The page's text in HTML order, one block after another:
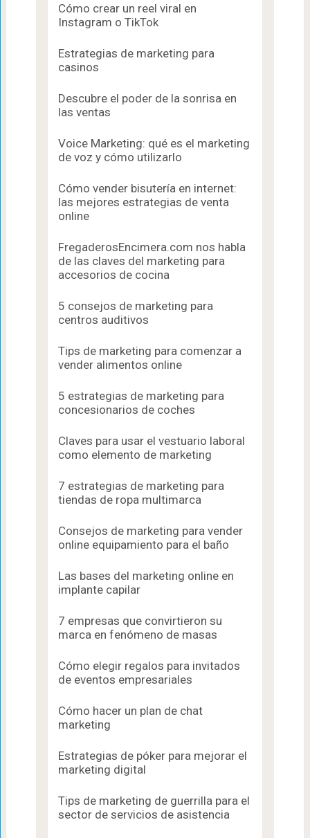
Cómo crear un reel viral en
Instagram o TikTok
Estrategias de marketing para
casinos
Descubre el poder de la sonrisa en
las ventas
Voice Marketing: qué es el marketing
de voz y cómo utilizarlo
Cómo vender bisutería en internet:
las mejores estrategias de venta
online
FregaderosEncimera.com nos habla
de las claves del marketing para
accesorios de cocina
5 consejos de marketing para
centros auditivos
Tips de marketing para comenzar a
vender alimentos online
5 estrategias de marketing para
concesionarios de coches
Claves para usar el vestuario laboral
como elemento de marketing
7 estrategias de marketing para
tiendas de ropa multimarca
Consejos de marketing para vender
online equipamiento para el baño
Las bases del marketing online en
implante capilar
7 empresas que convirtieron su
marca en fenómeno de masas
Cómo elegir regalos para invitados
de eventos empresariales
Cómo hacer un plan de chat
marketing
Estrategias de póker para mejorar el
marketing digital
Tips de marketing de guerrilla para el
sector de servicios de asistencia